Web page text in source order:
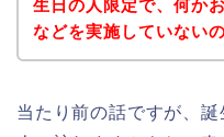
生日の人限定で、何か
などを実施していないの
当たり前の話ですが、